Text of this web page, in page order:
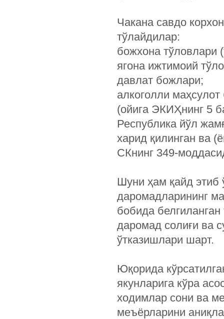
Чакана савдо
тўлайдилар:
божхона тўловлари
ягона ижтимоий
давлат божлари;
алкоголли
(ойига ЭКИҲнинг 5
Республика йўл
харид қилинган ва
СКнинг 349-
Шуни ҳам қайд
даромадларининг
бобида
даромад солиғи ва
ўтказишлари шарт.
Юқорида
якунларига кўра
ходимлар сони ва
меъёрларини